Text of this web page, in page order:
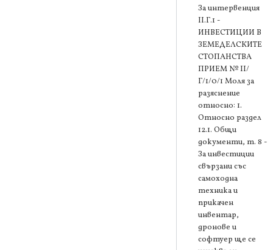
За интервенция
II.Г.1 -
ИНВЕСТИЦИИ В
ЗЕМЕДЕЛСКИТЕ
СТОПАНСТВА
ПРИЕМ № II/
Г/1/0/1 Моля за
разяснение
относно: 1.
Относно раздел
12.1. Общи
документи, т. 8 -
За инвестиции
свързани със
самоходна
техника и
прикачен
инвентар,
дронове и
софтуер ще се